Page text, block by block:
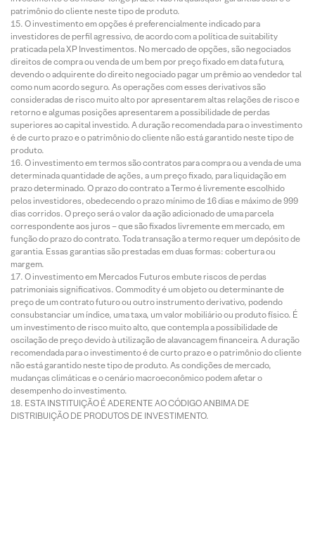
patrimônio do cliente neste tipo de produto.
O investimento em opções é preferencialmente indicado para
investidores de perfil agressivo, de acordo com a política de suitability
praticada pela XP Investimentos. No mercado de opções, são negociados
direitos de compra ou venda de um bem por preço fixado em data futura,
devendo o adquirente do direito negociado pagar um prêmio ao vendedor tal
como num acordo seguro. As operações com esses derivativos são
consideradas de risco muito alto por apresentarem altas relações de risco e
retorno e algumas posições apresentarem a possibilidade de perdas
superiores ao capital investido. A duração recomendada para o investimento
é de curto prazo e o patrimônio do cliente não está garantido neste tipo de
produto.
O investimento em termos são contratos para compra ou a venda de uma
determinada quantidade de ações, a um preço fixado, para liquidação em
prazo determinado. O prazo do contrato a Termo é livremente escolhido
pelos investidores, obedecendo o prazo mínimo de 16 dias e máximo de 999
dias corridos. O preço será o valor da ação adicionado de uma parcela
correspondente aos juros – que são fixados livremente em mercado, em
função do prazo do contrato. Toda transação a termo requer um depósito de
garantia. Essas garantias são prestadas em duas formas: cobertura ou
margem.
O investimento em Mercados Futuros embute riscos de perdas
patrimoniais significativos. Commodity é um objeto ou determinante de
preço de um contrato futuro ou outro instrumento derivativo, podendo
consubstanciar um índice, uma taxa, um valor mobiliário ou produto físico. É
um investimento de risco muito alto, que contempla a possibilidade de
oscilação de preço devido à utilização de alavancagem financeira. A duração
recomendada para o investimento é de curto prazo e o patrimônio do cliente
não está garantido neste tipo de produto. As condições de mercado,
mudanças climáticas e o cenário macroeconômico podem afetar o
desempenho do investimento.
ESTA INSTITUIÇÃO É ADERENTE AO CÓDIGO ANBIMA DE
DISTRIBUIÇÃO DE PRODUTOS DE INVESTIMENTO.